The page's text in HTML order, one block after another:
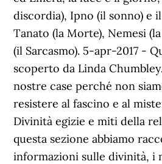
discordia), Ipno (il sonno) e
Tanato (la Morte), Nemesi
(il Sarcasmo). 5-apr-2017 -
scoperto da Linda
nostre case perché non
resistere al fascino e al
Divinità egizie e miti della
questa sezione abbiamo
informazioni sulle divinità, i